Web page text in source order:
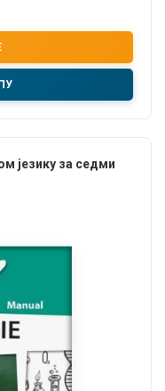
језику за седми